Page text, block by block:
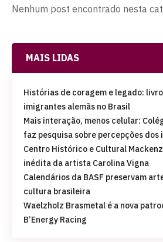
Nenhum post encontrado nesta
MAIS LIDAS
Histórias de coragem e legado:
imigrantes alemãs no Brasil
Mais interação, menos celular:
faz pesquisa sobre percepções
Centro Histórico e Cultural
inédita da artista Carolina Vigna
Calendários da BASF preservam
cultura brasileira
Waelzholz Brasmetal é a nova
B’Energy Racing